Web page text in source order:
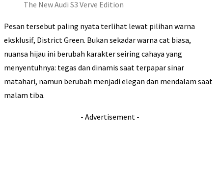
The New Audi S3 Verve Edition
Pesan tersebut paling nyata terlihat lewat pilihan warna
eksklusif, District Green. Bukan sekadar warna cat biasa,
nuansa hijau ini berubah karakter seiring cahaya yang
menyentuhnya: tegas dan dinamis saat terpapar sinar
matahari, namun berubah menjadi elegan dan mendalam saat
malam tiba.
- Advertisement -